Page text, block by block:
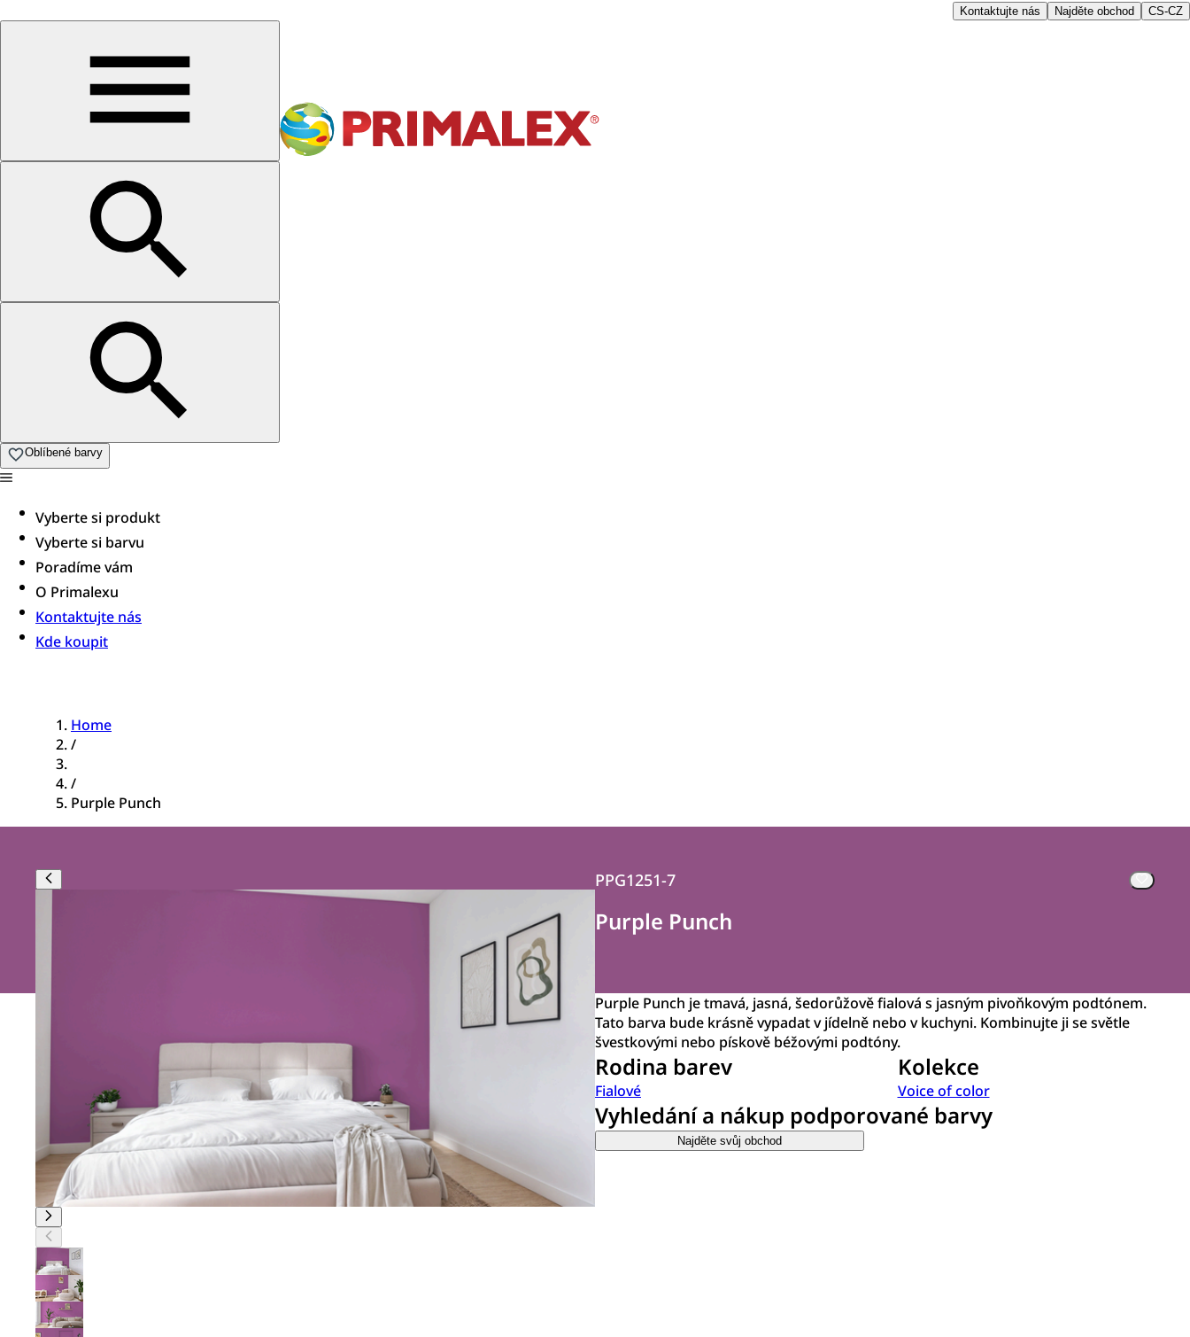
Kontaktujte nás Najděte obchod CS-CZ
Oblíbené barvy
Vyberte si produkt
Vyberte si barvu
Poradíme vám​
O Primalexu
Kontaktujte nás
Kde koupit
Home
/
/
Purple Punch
PPG1251-7
Purple Punch
Purple Punch je tmavá, jasná, šedorůžově fialová s jasným pivoňkovým podtónem.
Tato barva bude krásně vypadat v jídelně nebo v kuchyni. Kombinujte ji se světle
švestkovými nebo pískově béžovými podtóny.
Rodina barev
Fialové
Kolekce
Voice of color
Vyhledání a nákup podporované barvy
Najděte svůj obchod